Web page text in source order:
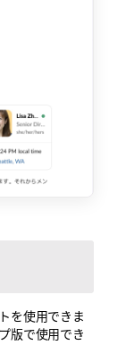
を使用できま
版で使用でき